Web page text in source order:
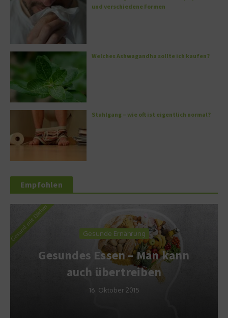
und verschiedene Formen
Welches Ashwagandha sollte ich kaufen?
Stuhlgang – wie oft ist eigentlich normal?
Empfohlen
Gesunde Ernährung
Gesundes Essen – Man kann
auch übertreiben
16. Oktober 2015